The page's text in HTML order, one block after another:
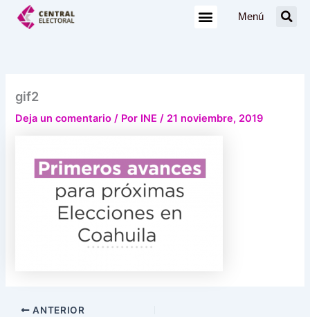
Menú
gif2
Deja un comentario / Por INE/ 21 noviembre, 2019
ANTERIOR